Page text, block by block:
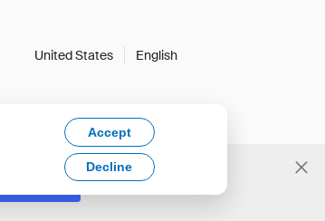
United States English
Accept
Decline